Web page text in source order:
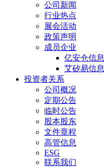
公司新闻
行业热点
展会活动
政策声明
成员企业
亿安仓信息
艾矽易信息
投资者关系
公司概况
定期公告
临时公告
股本股东
文件章程
高管信息
ESG
联系我们